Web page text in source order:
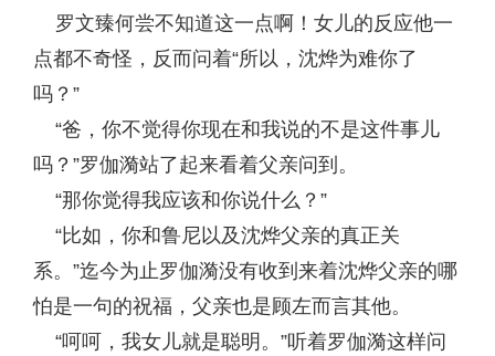
罗文臻何尝不知道这一点啊！女儿的反应他一
点都不奇怪，反而问着“所以，沈烨为难你了
吗？”
“爸，你不觉得你现在和我说的不是这件事儿
吗？”罗伽漪站了起来看着父亲问到。
“那你觉得我应该和你说什么？”
“比如，你和鲁尼以及沈烨父亲的真正关
系。”迄今为止罗伽漪没有收到来着沈烨父亲的哪
怕是一句的祝福，父亲也是顾左而言其他。
“呵呵，我女儿就是聪明。”听着罗伽漪这样问